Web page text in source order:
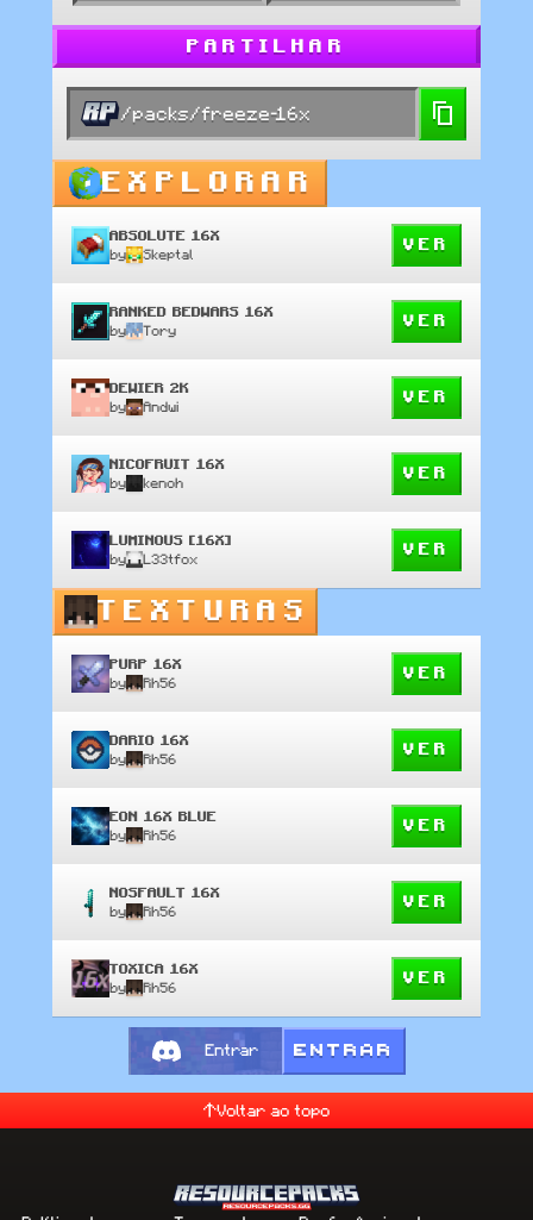
PARTILHAR
/packs/freeze-16x
EXPLORAR
ABSOLUTE 16X
by Skeptal
VER
RANKED BEDWARS 16X
by Tory
VER
DEWIER 2K
by Andwi
VER
NICOFRUIT 16X
by kenoh
VER
LUMINOUS [16X]
by L33tfox
VER
TEXTURAS
PURP 16X
by Rh56
VER
DARIO 16X
by Rh56
VER
EON 16X BLUE
by Rh56
VER
NOSFAULT 16X
by Rh56
VER
TOXICA 16X
by Rh56
VER
Entrar ENTRAR
Voltar ao topo